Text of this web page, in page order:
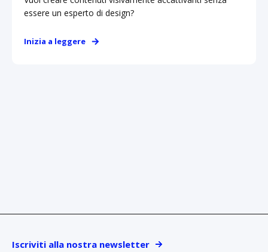
essere un esperto di design?
Inizia a leggere
Iscriviti alla nostra newsletter